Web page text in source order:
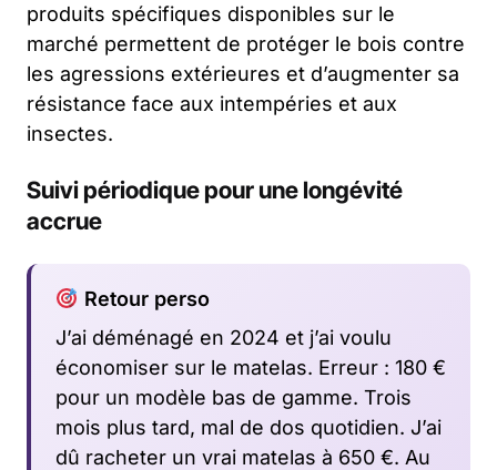
produits spécifiques disponibles sur le
marché permettent de protéger le bois contre
les agressions extérieures et d’augmenter sa
résistance face aux intempéries et aux
insectes.
Suivi périodique pour une longévité
accrue
Retour perso
J’ai déménagé en 2024 et j’ai voulu
économiser sur le matelas. Erreur : 180 €
pour un modèle bas de gamme. Trois
mois plus tard, mal de dos quotidien. J’ai
dû racheter un vrai matelas à 650 €. Au